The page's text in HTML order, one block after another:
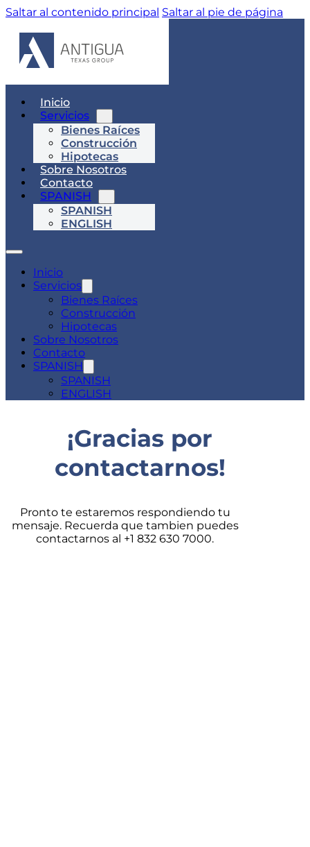
Saltar al contenido principal Saltar al pie de página
Inicio
Servicios
Bienes Raíces
Construcción
Hipotecas
Sobre Nosotros
Contacto
SPANISH
SPANISH
ENGLISH
Inicio
Servicios
Bienes Raíces
Construcción
Hipotecas
Sobre Nosotros
Contacto
SPANISH
SPANISH
ENGLISH
¡Gracias por
contactarnos!
Pronto te estaremos respondiendo tu
mensaje. Recuerda que tambien puedes
contactarnos al +1 832 630 7000.